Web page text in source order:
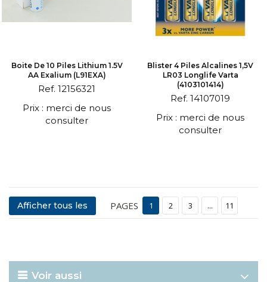
Boite De 10 Piles Lithium 1.5V
AA Exalium (L91EXA)
Ref. 12156321
Prix : merci de nous
consulter
Blister 4 Piles Alcalines 1,5V
LR03 Longlife Varta
(4103101414)
Ref. 14107019
Prix : merci de nous
consulter
Afficher tous les PAGES 1 2 3 ... 11
Voir aussi